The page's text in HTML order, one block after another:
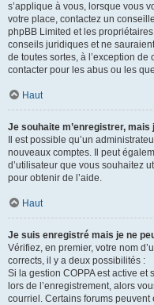
s’applique à vous, lorsque vous
votre place, contactez un
phpBB Limited et les
conseils juridiques et ne
de toutes sortes, à l’exception
contacter pour les abus ou les
Haut
Je souhaite m’enregistrer, mais
Il est possible qu’un
nouveaux comptes. Il peut
d’utilisateur que vous souhaitez
pour obtenir de l’aide.
Haut
Je suis enregistré mais je ne
Vérifiez, en premier, votre nom
corrects, il y a deux possibilités :
Si la gestion COPPA est active
lors de l’enregistrement, alors
courriel. Certains forums